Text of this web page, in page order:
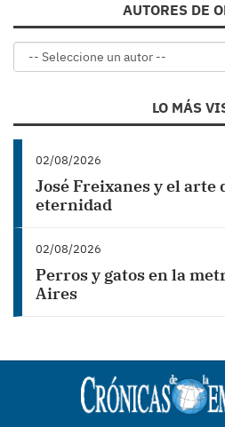
AUTORES DE
LO MÁS
02/08/2026
José Freixanes y el arte
eternidad
02/08/2026
Perros y gatos en la
Aires